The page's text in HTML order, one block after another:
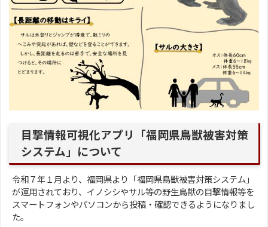
目撃情報可視化アプリ「福岡県鳥獣被害対策
システム」について
令和７年１月より、福岡県より「福岡県鳥獣被害対策システム」
が運用されており、イノシシやサル等の野生鳥獣の目撃情報等を
スマートフォンやパソコンから投稿・確認できるようになりまし
た。